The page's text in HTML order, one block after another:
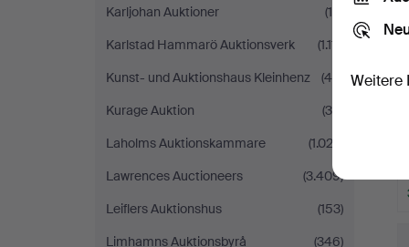
Karljohan Auktioner
(14)
Karlstad Hammarö Auktionsverk
(1.111)
Kunst- und Auktionshaus Kleinhenz
(46)
Kurage Auktion
(35)
Laholms Auktionskammare
(1.022)
Lawrences Auctioneers
(3.409)
Leiflers Auktionshus
(153)
Limhamns Auktionsbyrå
(346)
Weitere